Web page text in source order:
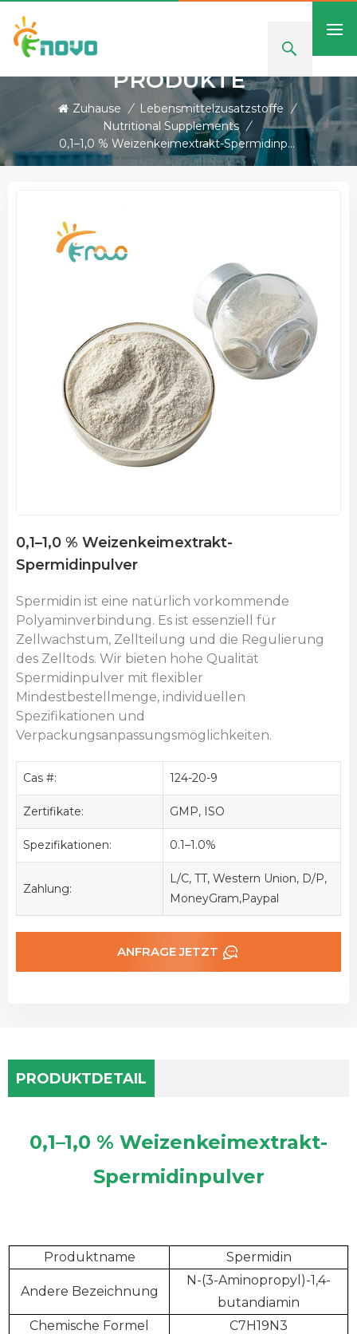
PRODUKTE
Zuhause / Lebensmittelzusatzstoffe /
Nutritional Supplements /
0,1–1,0 % Weizenkeimextrakt-Spermidinpulver
0,1–1,0 % Weizenkeimextrakt-
Spermidinpulver
Spermidin ist eine natürlich vorkommende
Polyaminverbindung. Es ist essenziell für
Zellwachstum, Zellteilung und die Regulierung
des Zelltods. Wir bieten hohe Qualität
Spermidinpulver mit flexibler
Mindestbestellmenge, individuellen
Spezifikationen und
Verpackungsanpassungsmöglichkeiten.
Cas #: 124-20-9
Zertifikate: GMP, ISO
Spezifikationen: 0.1–1.0%
Zahlung:
L/C, TT, Western Union, D/P,
MoneyGram,Paypal
ANFRAGE JETZT
PRODUKTDETAIL
0,1–1,0 % Weizenkeimextrakt-
Spermidinpulver
Produktname Spermidin
Andere Bezeichnung
N-(3-Aminopropyl)-1,4-
butandiamin
Chemische Formel
C7H19N3